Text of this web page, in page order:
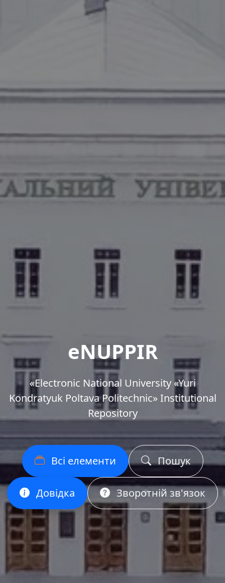
eNUPPIR
«Еlectronic National University «Yuri
Kondratyuk Poltava Politechnic» Institutional
Repository
Всі елементи Пошук
Довідка Зворотній зв'язок